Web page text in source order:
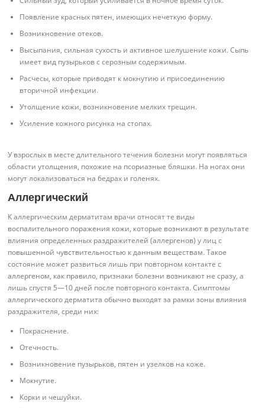
Появление красных пятен, имеющих нечеткую форму.
Возникновение отеков.
Высыпания, сильная сухость и активное шелушение кожи. Сыпь
имеет вид пузырьков с серозным содержимым.
Расчесы, которые приводят к мокнутию и присоединению
вторичной инфекции.
Утолщение кожи, возникновение мелких трещин.
Усиление кожного рисунка на стопах.
У взрослых в месте длительного течения болезни могут появляться
области утолщения, похожие на псориазные бляшки. На ногах они
могут локализоваться на бедрах и голенях.
Аллергический
К аллергическим дерматитам врачи относят те виды
воспалительного поражения кожи, которые возникают в результате
влияния определенных раздражителей (аллергенов) у лиц с
повышенной чувствительностью к данным веществам. Такое
состояние может развиться лишь при повторном контакте с
аллергеном, как правило, признаки болезни возникают не сразу, а
лишь спустя 5—10 дней после повторного контакта. Симптомы
аллергического дерматита обычно выходят за рамки зоны влияния
раздражителя, среди них:
Покраснение.
Отечность.
Возникновение пузырьков, пятен и узелков на коже.
Мокнутие.
Корки и чешуйки.